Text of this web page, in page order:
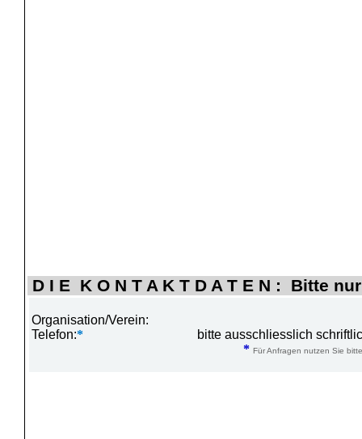
D I E K O N T A K T D A T E N : Bitte
Organisation/Verein:
Telefon:*
bitte ausschliesslich
* Für Anfragen nutzen Sie